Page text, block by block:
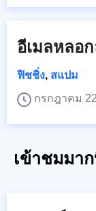
อีเมลหลอ
ฟิชชิ่ง, สแปม
กรกฎาคม
เข้าชมมา